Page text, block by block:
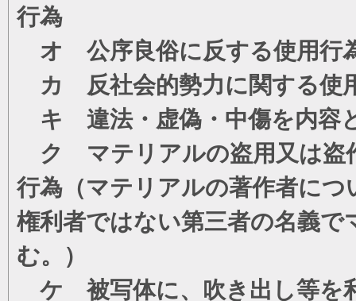
行為
オ 公序良俗に反する使用行
カ 反社会的勢力に関する使
キ 違法・虚偽・中傷を内容
ク マテリアルの盗用又は盗
行為（マテリアルの著作者に
権利者ではない第三者の名義
む。）
ケ 被写体に、吹き出し等を